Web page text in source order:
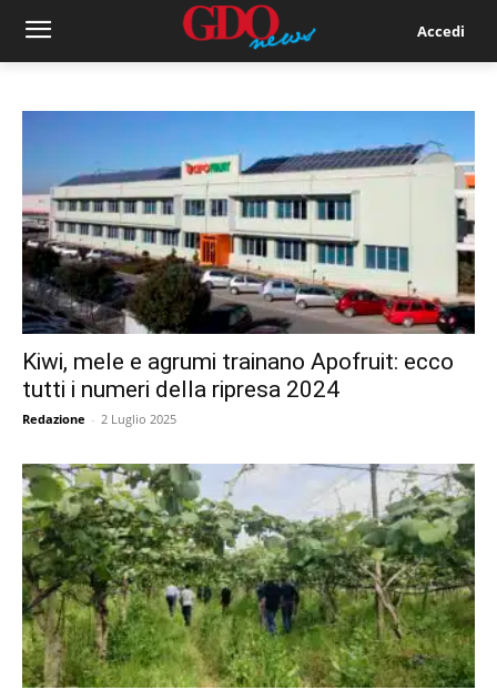
Accedi
Kiwi, mele e agrumi trainano Apofruit: ecco
tutti i numeri della ripresa 2024
Redazione - 2 Luglio 2025